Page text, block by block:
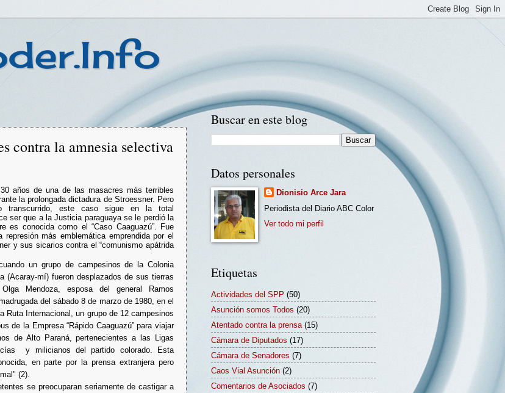
contra la amnesia selectiva
años de una de las masacres más terribles
la prolongada dictadura de Stroessner. Pero
transcurrido, este caso sigue en la total
ser que a la Justicia paraguaya se le perdió la
es conocida como el “Caso Caaguazú”. Fue
represión más emblemática emprendida por el
y sus sicarios contra el “comunismo apátrida
un grupo de campesinos de la Colonia
(Acaray-mí) fueron desplazados de sus tierras
Mendoza, esposa del general Ramos
del sábado 8 de marzo de 1980, en el
Ruta Internacional, un grupo de 12 campesinos
de la Empresa “Rápido Caaguazú” para viajar
de Alto Paraná, pertenecientes a las Ligas
y milicianos del partido colorado. Esta
en parte por la prensa extranjera pero
(2).
se preocuparan seriamente de castigar a
Buscar en este blog
Datos personales
Dionisio Arce Jara
Periodista del Diario ABC Color
Ver todo mi perfil
Etiquetas
Actividades del SPP (50)
Asunción somos Todos (20)
Atentado contra la prensa (15)
Cámara de Diputados (17)
Cámara de Senadores (7)
Caos Vial Asunción (2)
Comentarios de Asociados (7)